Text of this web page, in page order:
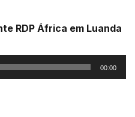
RDP África em Luanda
00:00